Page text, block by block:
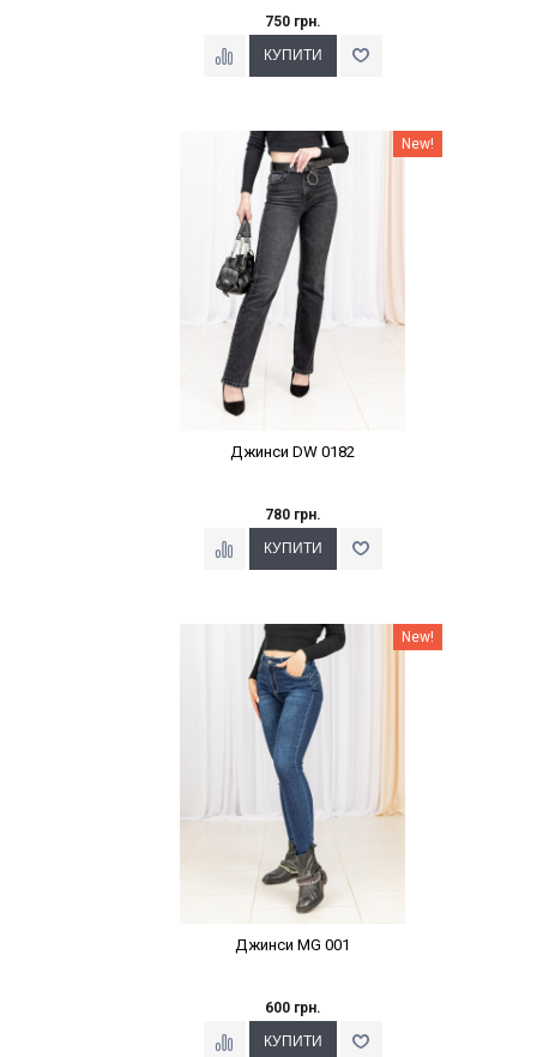
750 грн.
Наклейки Варіант з % New!
Джинси DW 0182
780 грн.
Наклейки Варіант з % New!
Джинси MG 001
600 грн.